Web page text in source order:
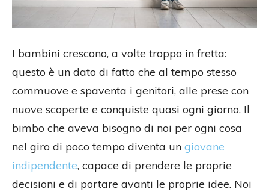
I bambini crescono, a volte troppo in fretta:
questo è un dato di fatto che al tempo stesso
commuove e spaventa i genitori, alle prese con
nuove scoperte e conquiste quasi ogni giorno. Il
bimbo che aveva bisogno di noi per ogni cosa
nel giro di poco tempo diventa un giovane
indipendente, capace di prendere le proprie
decisioni e di portare avanti le proprie idee. Noi